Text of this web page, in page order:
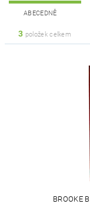
ABECEDNĚ
3 položek celkem
BROOKE